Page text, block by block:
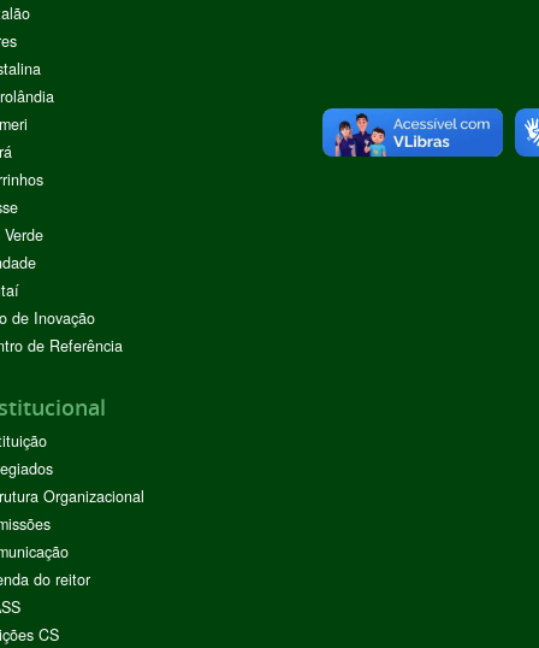
de Inovação
de Referência
Organizacional
do reitor
CS